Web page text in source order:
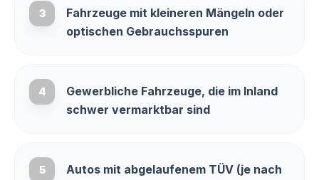
3
Fahrzeuge mit kleineren Mängeln oder
optischen Gebrauchsspuren
4
Gewerbliche Fahrzeuge, die im Inland
schwer vermarktbar sind
5
Autos mit abgelaufenem TÜV (je nach